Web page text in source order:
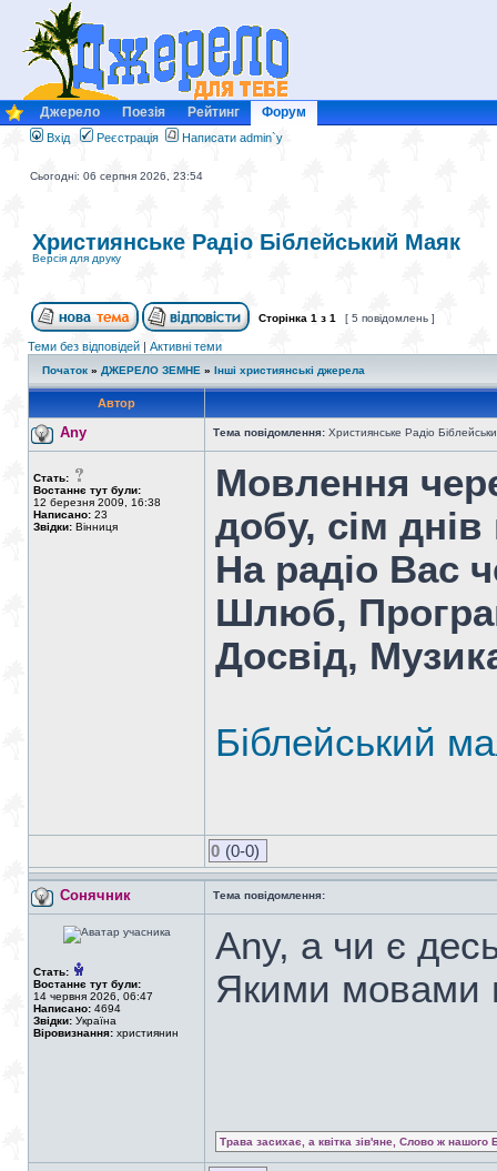
Джерело Поезія Рейтинг Форум
Вхід Реєстрація Написати admin`у
Сьогодні: 06 серпня 2026, 23:54
Християнське Радіо Біблейський Маяк
Версія для друку
Сторінка 1 з 1 [ 5 повідомлень ]
Теми без відповідей | Активні теми
Початок » ДЖЕРЕЛО ЗЕМНЕ » Інші християнські джерела
Автор
Any Тема повідомлення: Християнське Радіо
Стать:
Востаннє тут були:
12 березня 2009, 16:38
Написано: 23
Звідки: Вінниця
Мовлення
добу, сім
На радіо Вас
Шлюб,
Досвід,
Біблейський
0 (0-0)
Сонячник Тема повідомлення:
Стать:
Востаннє тут були:
14 червня 2026, 06:47
Написано: 4694
Звідки: Україна
Віровизнання: християнин
Any, а чи є
Якими мовами
Трава засихає, а квітка зів'яне, Слово ж нашого